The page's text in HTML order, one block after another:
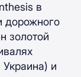
в
дорожного
золотой
Украина) и